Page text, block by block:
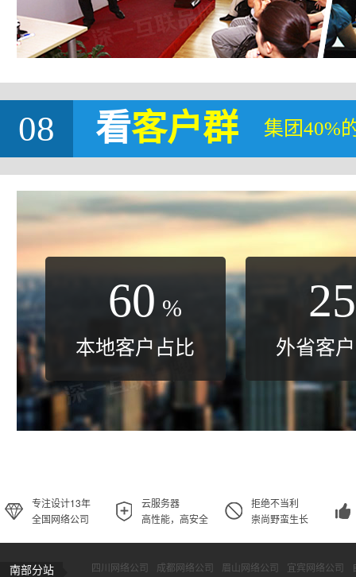
08 看客户群 集团40%
60 %
本地客户占比
25
外省客
专注设计13年
全国网络公司
云服务器
高性能，高安全
拒绝不当利
崇尚野蛮生长
南部分站 四川网络公司 成都网络公司 眉山网络公司 宜宾网络公司